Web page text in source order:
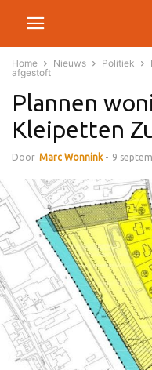
Home Nieuws Politiek
afgestoft
Plannen
Kleipetten
Door Marc Wonnink - 9